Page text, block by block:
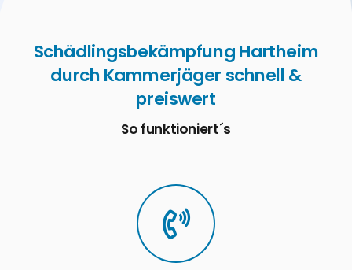
Schädlingsbekämpfung Hartheim
durch Kammerjäger schnell &
preiswert
So funktioniert´s